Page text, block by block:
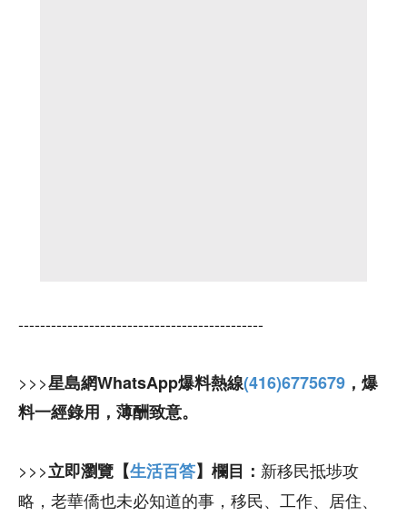
---------------------------------------------
>>>星島網WhatsApp爆料熱線(416)6775679 ，爆
料一經錄用，薄酬致意。
>>>立即瀏覽【生活百答】欄目： 新移民抵埗攻
略，老華僑也未必知道的事，移民、工作、居住、